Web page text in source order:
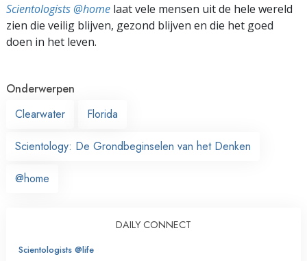
Scientologists @home laat vele mensen uit de hele wereld
zien die veilig blijven, gezond blijven en die het goed
doen in het leven.
Onderwerpen
Clearwater
Florida
Scientology: De Grondbeginselen van het Denken
@home
DAILY CONNECT
Scientologists @life